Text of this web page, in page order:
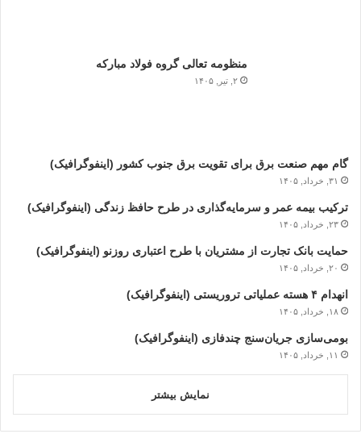
منظومه تعالی گروه فولاد مبارکه
۲, تیر, ۱۴۰۵
گام مهم صنعت برق برای تقویت برق جنوب کشور (اینفوگرافیک)
۳۱, خرداد, ۱۴۰۵
ترکیب بیمه عمر و سرمایه‌گذاری در طرح حافظ زندگی (اینفوگرافیک)
۲۳, خرداد, ۱۴۰۵
حمایت بانک تجارت از مشتریان با طرح اعتباری روزنو (اینفوگرافیک)
۲۰, خرداد, ۱۴۰۵
انهدام ۴ هسته عملیاتی تروریستی (اینفوگرافیک)
۱۸, خرداد, ۱۴۰۵
بومی‌سازی جریان‌سنج چندفازی (اینفوگرافیک)
۱۱, خرداد, ۱۴۰۵
نمایش بیشتر